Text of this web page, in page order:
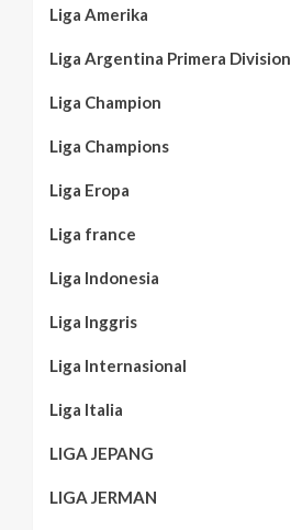
Liga Amerika
Liga Argentina Primera Division
Liga Champion
Liga Champions
Liga Eropa
Liga france
Liga Indonesia
Liga Inggris
Liga Internasional
Liga Italia
LIGA JEPANG
LIGA JERMAN